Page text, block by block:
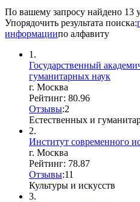
По вашему запросу найдено 13
Упорядочить результата поиска:
информациипо алфавиту
1.
Государственный
гуманитарных наук
г. Москва
Рейтинг: 80.96
Отзывы:2
Естественных и
2.
Институт современного
г. Москва
Рейтинг: 78.87
Отзывы:11
Культуры и искусств
3.